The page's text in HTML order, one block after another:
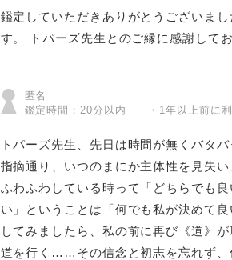
鑑定していただきありがとうございま
す。 トパーズ先生とのご縁に感謝して
匿名
鑑定時間：20分以内 ・1年以上前に利
トパーズ先生、先日は時間が無くバタ
指摘通り、いつのまにか主体性を見失
ふわふわしている時って「どちらでも
い」ということは「何でも私が決めて
してみましたら、私の前に再び《道》
道を行く……その信念と初志を忘れず、